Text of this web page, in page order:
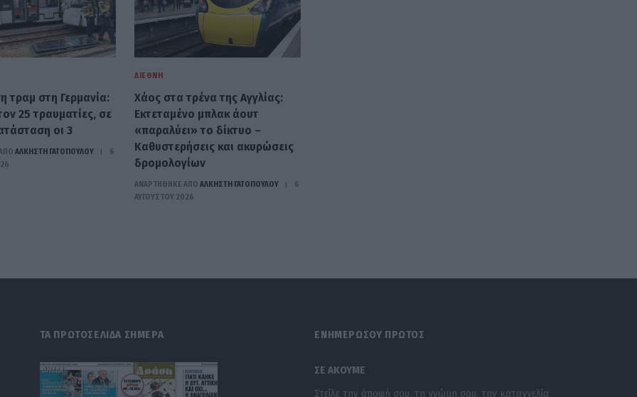
τραμ στη Γερμανία:
25 τραυματίες, σε
οι 3
ΆΛΚΗΣΤΗ ΓΑΤΟΠΟΎΛΟΥ
6
ΔΙΕΘΝΉ
Χάος στα τρένα της Αγγλίας:
Εκτεταμένο μπλακ άουτ
«παραλύει» το δίκτυο –
Καθυστερήσεις και ακυρώσεις
δρομολογίων
ΑΝΑΡΤΗΘΗΚΕ ΑΠΟ ΆΛΚΗΣΤΗ ΓΑΤΟΠΟΎΛΟΥ
6
ΑΥΓΟΎΣΤΟΥ 2026
ΤΑ ΠΡΩΤΟΣΕΛΙΔΑ ΣΗΜΕΡΑ ΕΝΗΜΕΡΩΣΟΥ ΠΡΩΤΟΣ
ΣΕ ΑΚΟΥΜΕ
Στείλε την άποψή σου, τη γνώμη σου, την καταγγελία